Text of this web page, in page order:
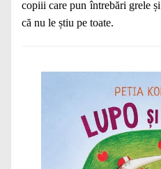
copiii care pun întrebări grele
că nu le știu pe toate.